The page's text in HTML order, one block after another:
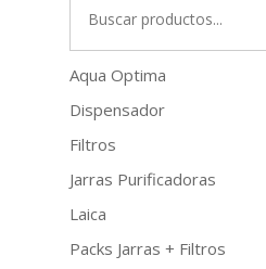
Aqua Optima
Dispensador
Filtros
Jarras Purificadoras
Laica
Packs Jarras + Filtros